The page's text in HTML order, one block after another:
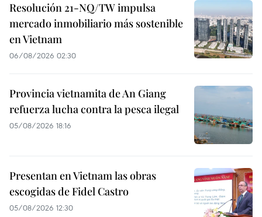
Resolución 21-NQ/TW impulsa
mercado inmobiliario más sostenible
en Vietnam
06/08/2026 02:30
Provincia vietnamita de An Giang
refuerza lucha contra la pesca ilegal
05/08/2026 18:16
Presentan en Vietnam las obras
escogidas de Fidel Castro
05/08/2026 12:30